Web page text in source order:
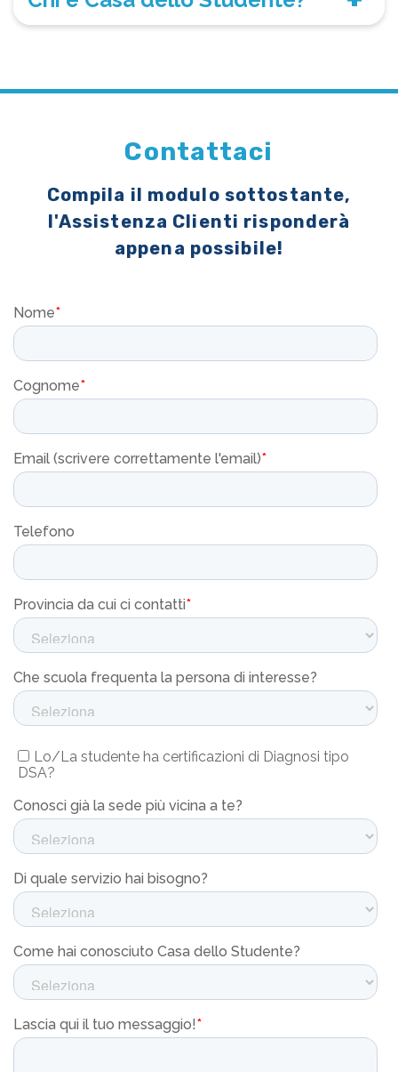
Contattaci
Compila il modulo sottostante,
l'Assistenza Clienti risponderà
appena possibile!